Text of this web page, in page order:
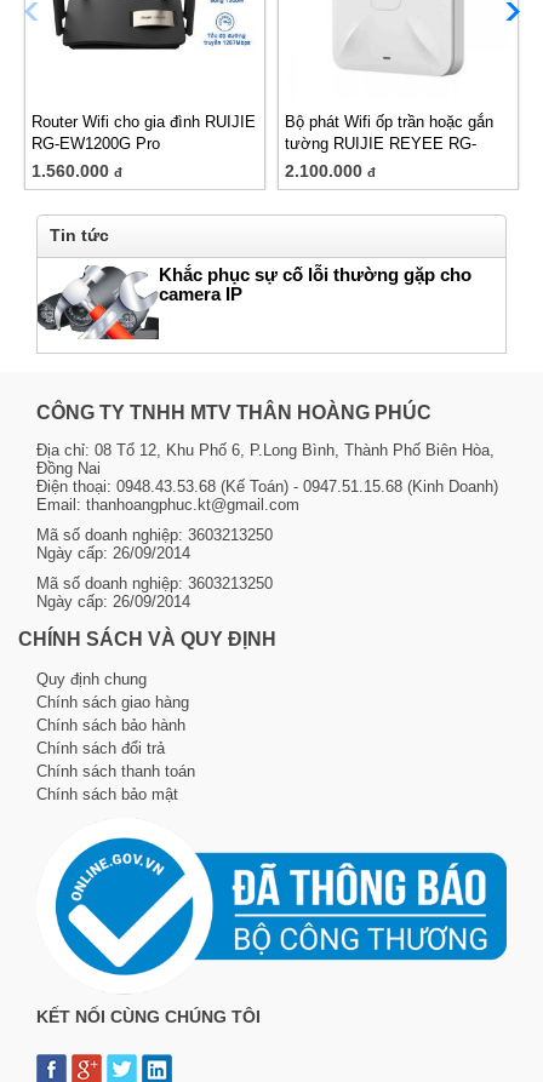
Router Wifi cho gia đình RUIJIE
RG-EW1200G Pro
1.560.000 đ
Bộ phát Wifi ốp trần hoặc gắn
tường RUIJIE REYEE RG-
RAP2200(F)
2.100.000 đ
Tin tức
Khắc phục sự cố lỗi thường gặp cho
camera IP
CÔNG TY TNHH MTV THÂN HOÀNG PHÚC
Địa chỉ: 08 Tổ 12, Khu Phố 6, P.Long Bình, Thành Phố Biên Hòa,
Đồng Nai
Điện thoại: 0948.43.53.68 (Kế Toán) - 0947.51.15.68 (Kinh Doanh)
Email: thanhoangphuc.kt@gmail.com
Mã số doanh nghiệp: 3603213250
Ngày cấp: 26/09/2014
Mã số doanh nghiệp: 3603213250
Ngày cấp: 26/09/2014
CHÍNH SÁCH VÀ QUY ĐỊNH
Quy định chung
Chính sách giao hàng
Chính sách bảo hành
Chính sách đổi trả
Chính sách thanh toán
Chính sách bảo mật
KẾT NỐI CÙNG CHÚNG TÔI